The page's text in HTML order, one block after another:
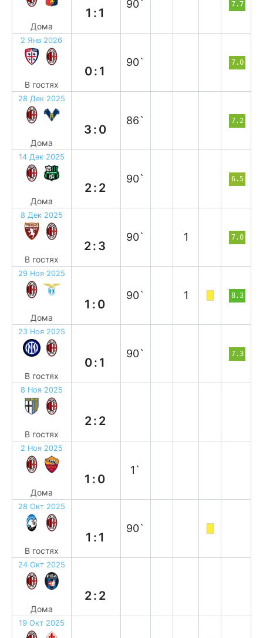
Дома
1:1
90` 7.7
2 Янв 2026
В гостях
0:1
90` 7.0
28 Дек 2025
Дома
3:0
86` 7.2
14 Дек 2025
Дома
2:2
90` 6.5
8 Дек 2025
В гостях
2:3
90` 1 7.0
29 Ноя 2025
Дома
1:0
90` 1 8.3
23 Ноя 2025
В гостях
0:1
90` 7.3
8 Ноя 2025
В гостях
2:2
2 Ноя 2025
Дома
1:0
1`
28 Окт 2025
В гостях
1:1
90`
24 Окт 2025
Дома
2:2
19 Окт 2025